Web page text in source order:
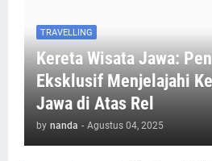
TRAVELLING
Kereta Wisata Jawa:
Eksklusif Menjelajahi
Jawa di Atas Rel
by nanda - Agustus 04, 2025